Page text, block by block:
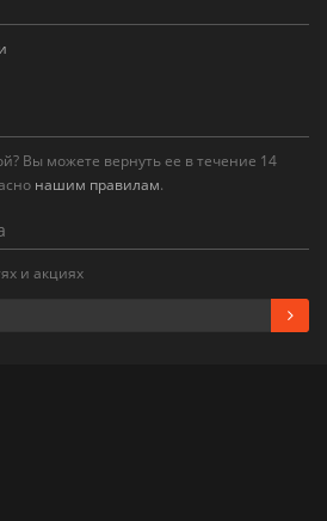
Вы можете вернуть ее в течение 14
нашим правилам.
и акциях